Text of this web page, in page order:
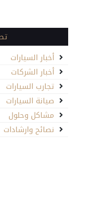
أخبار السيارات
أخبار الشركات
تجارب السيارات
صيانة السيارات
مشاكل وحلول
نصائح وارشادات